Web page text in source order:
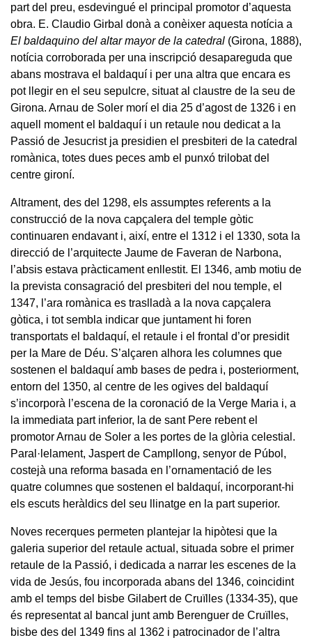
part del preu, esdevingué el principal promotor d’aquesta
obra. E. Claudio Girbal donà a conèixer aquesta notícia a
El baldaquino del altar mayor de la catedral (Girona, 1888),
notícia corroborada per una inscripció desapareguda que
abans mostrava el baldaquí i per una altra que encara es
pot llegir en el seu sepulcre, situat al claustre de la seu de
Girona. Arnau de Soler morí el dia 25 d’agost de 1326 i en
aquell moment el baldaquí i un retaule nou dedicat a la
Passió de Jesucrist ja presidien el presbiteri de la catedral
romànica, totes dues peces amb el punxó trilobat del
centre gironí.
Altrament, des del 1298, els assumptes referents a la
construcció de la nova capçalera del temple gòtic
continuaren endavant i, així, entre el 1312 i el 1330, sota la
direcció de l’arquitecte Jaume de Faveran de Narbona,
l’absis estava pràcticament enllestit. El 1346, amb motiu de
la prevista consagració del presbiteri del nou temple, el
1347, l’ara romànica es traslladà a la nova capçalera
gòtica, i tot sembla indicar que juntament hi foren
transportats el baldaquí, el retaule i el frontal d’or presidit
per la Mare de Déu. S’alçaren alhora les columnes que
sostenen el baldaquí amb bases de pedra i, posteriorment,
entorn del 1350, al centre de les ogives del baldaquí
s’incorporà l’escena de la coronació de la Verge Maria i, a
la immediata part inferior, la de sant Pere rebent el
promotor Arnau de Soler a les portes de la glòria celestial.
Paral·lelament, Jaspert de Campllong, senyor de Púbol,
costejà una reforma basada en l’ornamentació de les
quatre columnes que sostenen el baldaquí, incorporant-hi
els escuts heràldics del seu llinatge en la part superior.
Noves recerques permeten plantejar la hipòtesi que la
galeria superior del retaule actual, situada sobre el primer
retaule de la Passió, i dedicada a narrar les escenes de la
vida de Jesús, fou incorporada abans del 1346, coincidint
amb el temps del bisbe Gilabert de Cruïlles (1334-35), que
és representat al bancal junt amb Berenguer de Cruïlles,
bisbe des del 1349 fins al 1362 i patrocinador de l’altra